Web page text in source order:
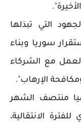
التي تبذلها
سوريا وبناء
مع الشركاء
الإرهاب".
منتصف الشهر
الانتقالية،